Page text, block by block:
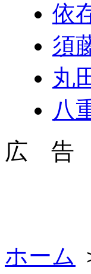
依
須
丸
八
広 告
ホーム